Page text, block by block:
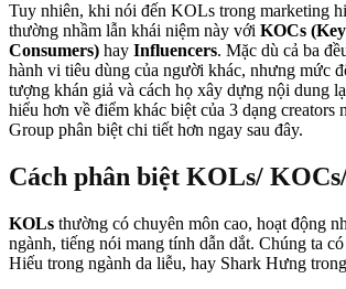
Tuy nhiên, khi nói đến KOLs trong marketing
thường nhầm lẫn khái niệm này với KOCs
Consumers) hay Influencers. Mặc dù cả ba
hành vi tiêu dùng của người khác, nhưng mức
tượng khán giả và cách họ xây dựng nội dung
hiểu hơn về điểm khác biệt của 3 dạng creators
Group phân biệt chi tiết hơn ngay sau đây.
Cách phân biệt KOLs/
KOLs thường có chuyên môn cao, hoạt động
ngành, tiếng nói mang tính dẫn dắt. Chúng ta
Hiếu trong ngành da liễu, hay Shark Hưng